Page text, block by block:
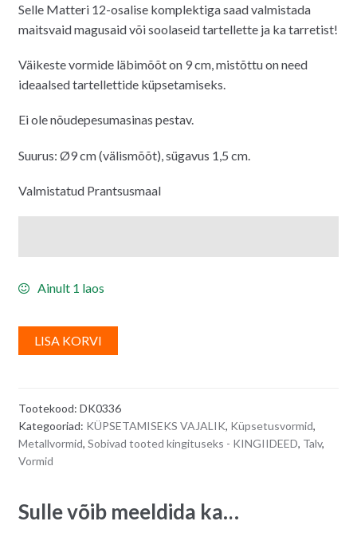
oli:
15.00€.
on:
14.00€.
Selle Matteri 12-osalise komplektiga saad valmistada
maitsvaid magusaid või soolaseid tartellette ja ka tarretist!
Väikeste vormide läbimõõt on 9 cm, mistõttu on need
ideaalsed tartellettide küpsetamiseks.
Ei ole nõudepesumasinas pestav.
Suurus: Ø9 cm (välismõõt), sügavus 1,5 cm.
Valmistatud Prantsusmaal
Ainult 1 laos
LISA KORVI
l
r
v
Tootekood: DK0336
Kategooriad: KÜPSETAMISEKS VAJALIK, Küpsetusvormid,
Metallvormid, Sobivad tooted kingituseks - KINGIIDEED, Talv,
Vormid
Sulle võib meeldida ka…